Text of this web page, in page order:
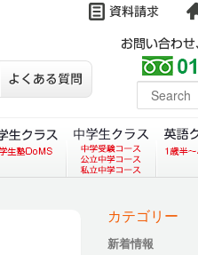
すもの
入会について
よくある質問
カテゴリー
新着情報